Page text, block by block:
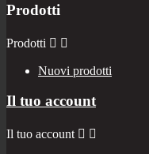
Prodotti
Prodotti  
Nuovi prodotti
Il tuo account
Il tuo account  